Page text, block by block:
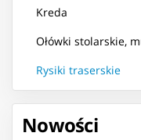
Kreda
Ołówki stolarskie,
Rysiki traserskie
Nowości